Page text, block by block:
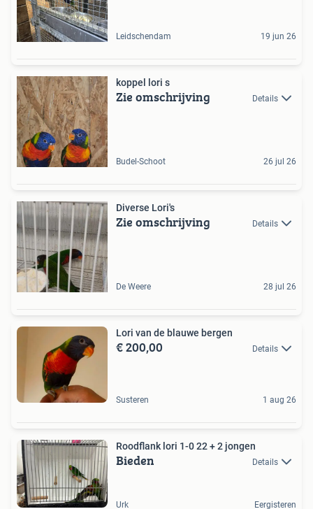
Leidschendam 19 jun 26
koppel lori s
Zie omschrijving Details
Budel-Schoot 26 jul 26
Diverse Lori's
Zie omschrijving Details
De Weere 28 jul 26
Lori van de blauwe bergen
€ 200,00 Details
Susteren 1 aug 26
Roodflank lori 1-0 22 + 2 jongen
Bieden Details
Urk Eergisteren